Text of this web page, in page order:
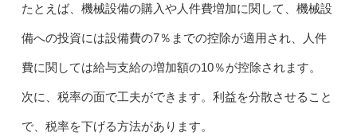
たとえば、機械設備の購入や人件費増加に関して、機械設
備への投資には設備費の7％までの控除が適用され、人件
費に関しては給与支給の増加額の10％が控除されます。
次に、税率の面で工夫ができます。利益を分散させること
で、税率を下げる方法があります。